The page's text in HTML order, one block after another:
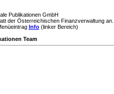
Publikationen GmbH
der Österreichischen Finanzverwaltung an.
Info(linker Bereich)
Team